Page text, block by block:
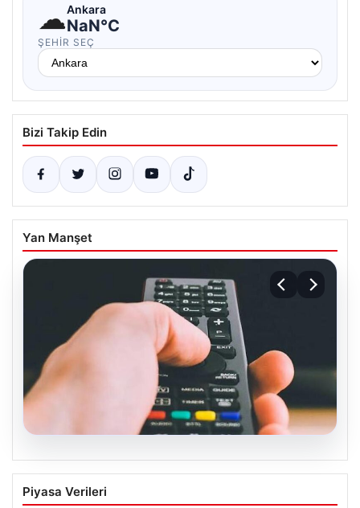
☁Ankara
NaN°C
ŞEHIR SEÇ
Bizi Takip Edin
Yan Manşet
Türksat 3A Uydu Hizmetlerine Son
Dönem Uyarısı: Kanal Güncellemeleri
Piyasa Verileri